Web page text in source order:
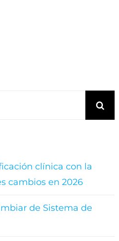
clínica con la
cambios en 2026
de Sistema de